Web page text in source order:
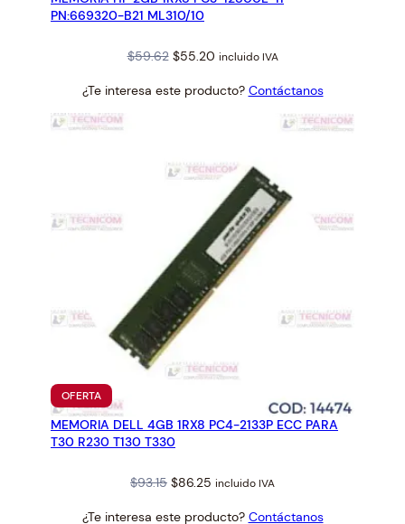
PN:669320-B21 ML310/10
$59.62 Original
was:
$55.20Current
is:
incluido IVA
¿Te interesa este producto? Contáctanos
OFERTAPRODUCTO
EN
OFERTA
MEMORIA DELL 4GB 1RX8 PC4-2133P ECC PARA
T30 R230 T130 T330
$93.15 Original
$86.25 Current
incluido IVA
¿Te interesa este producto? Contáctanos